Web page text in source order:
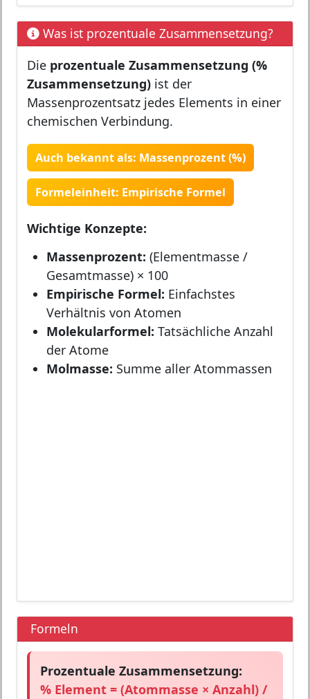
Was ist prozentuale Zusammensetzung?
Die prozentuale Zusammensetzung (%
Zusammensetzung) ist der
Massenprozentsatz jedes Elements in einer
chemischen Verbindung.
Auch bekannt als: Massenprozent (%)
Formeleinheit: Empirische Formel
Wichtige Konzepte:
Massenprozent: (Elementmasse /
Gesamtmasse) × 100
Empirische Formel: Einfachstes
Verhältnis von Atomen
Molekularformel: Tatsächliche Anzahl
der Atome
Molmasse: Summe aller Atommassen
Formeln
Prozentuale Zusammensetzung:
% Element = (Atommasse × Anzahl) /